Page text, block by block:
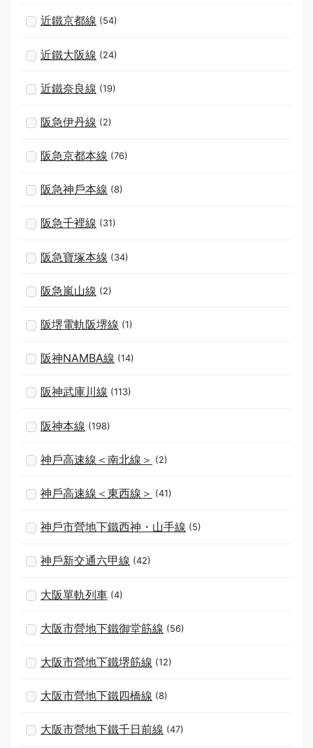
近鐵京都線 (54)
近鐵大阪線 (24)
近鐵奈良線 (19)
阪急伊丹線 (2)
阪急京都本線 (76)
阪急神戶本線 (8)
阪急千裡線 (31)
阪急寶塚本線 (34)
阪急嵐山線 (2)
阪堺電軌阪堺線 (1)
阪神NAMBA線 (14)
阪神武庫川線 (113)
阪神本線 (198)
神戶高速線＜南北線＞ (2)
神戶高速線＜東西線＞ (41)
神戶市營地下鐵西神・山手線 (5)
神戶新交通六甲線 (42)
大阪單軌列車 (4)
大阪市營地下鐵御堂筋線 (56)
大阪市營地下鐵堺筋線 (12)
大阪市營地下鐵四橋線 (8)
大阪市營地下鐵千日前線 (47)